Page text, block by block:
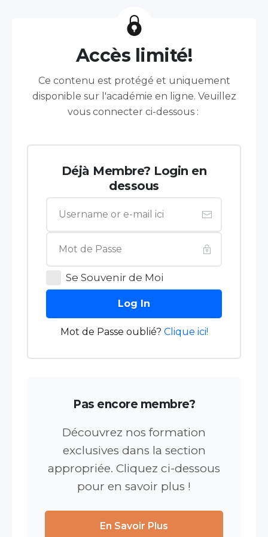
Accès limité!
Ce contenu est protégé et uniquement
disponible sur l'académie en ligne. Veuillez
vous connecter ci-dessous :
Déjà Membre? Login en
dessous
Se Souvenir de Moi
Log In
Mot de Passe oublié? Clique ici!
Pas encore membre?
Découvrez nos formation
exclusives dans la section
appropriée. Cliquez ci-dessous
pour en savoir plus !
En Savoir Plus